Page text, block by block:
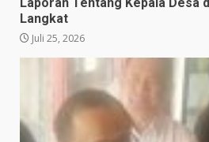
Langkat
Juli 25, 2026